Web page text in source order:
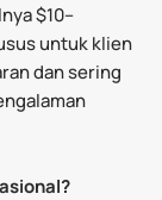
$10–
untuk klien
dan sering